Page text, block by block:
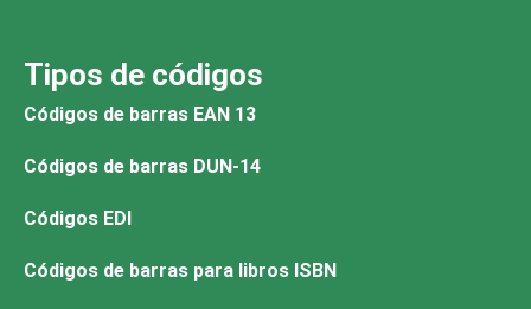
Tipos de códigos
Códigos de barras EAN 13
Códigos de barras DUN-14
Códigos EDI
Códigos de barras para libros ISBN